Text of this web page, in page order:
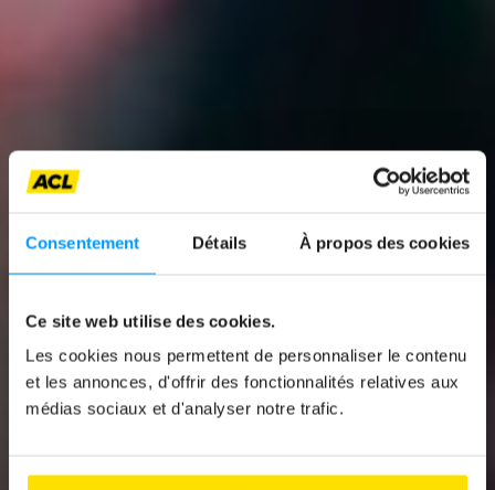
Consentement Détails À propos des cookies
Ce site web utilise des cookies.
Les cookies nous permettent de personnaliser le contenu
et les annonces, d'offrir des fonctionnalités relatives aux
médias sociaux et d'analyser notre trafic.
News
LE SKODA TOUR EN
CHIFFRES